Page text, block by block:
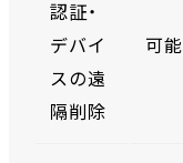
認証・
デバイ
スの遠
隔削除
可能